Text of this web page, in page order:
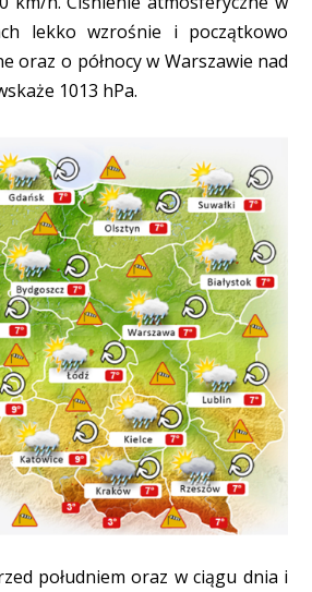
lekko wzrośnie i początkowo
oraz o północy w Warszawie nad
1013 hPa.
południem oraz w ciągu dnia i